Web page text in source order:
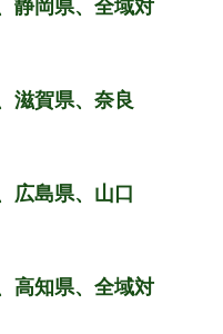
静岡県、全域対
滋賀県、奈良
広島県、山口
高知県、全域対